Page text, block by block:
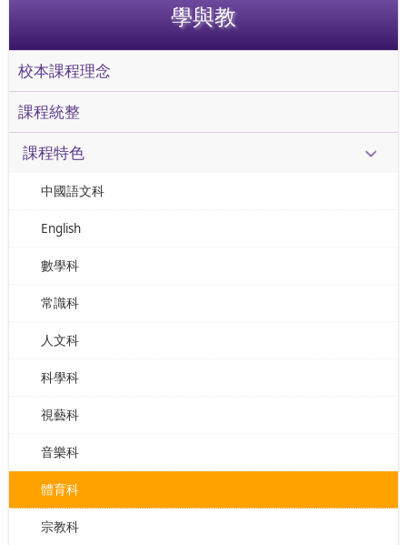
學與教
校本課程理念
課程統整
課程特色
中國語文科
English
數學科
常識科
人文科
科學科
視藝科
音樂科
體育科
宗教科